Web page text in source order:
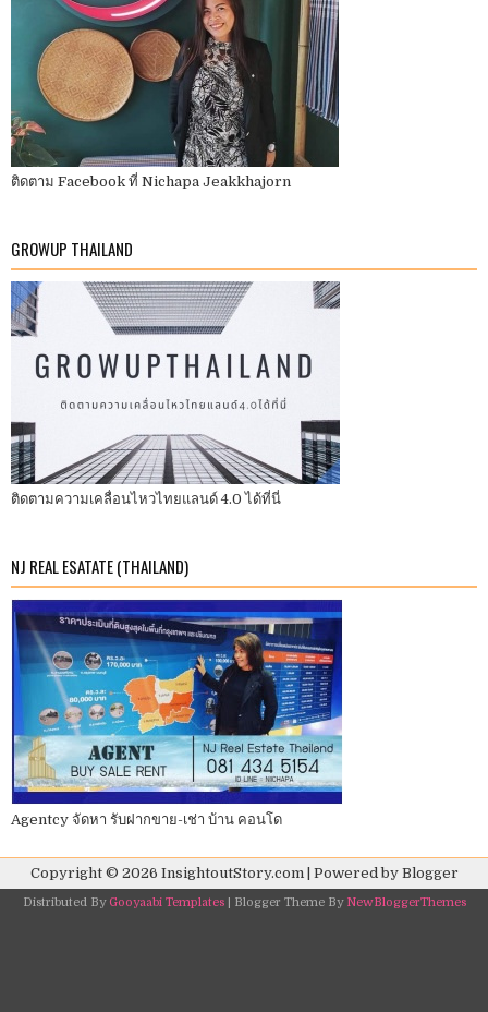
ติดตาม Facebook ที่ Nichapa Jeakkhajorn
GROWUP THAILAND
ติดตามความเคลื่อนไหวไทยแลนด์ 4.0 ได้ที่นี่
NJ REAL ESATATE (THAILAND)
Agentcy จัดหา รับฝากขาย-เช่า บ้าน คอนโด
Copyright © 2026 InsightoutStory.com | Powered by Blogger
Distributed By Gooyaabi Templates| Blogger Theme By NewBloggerThemes